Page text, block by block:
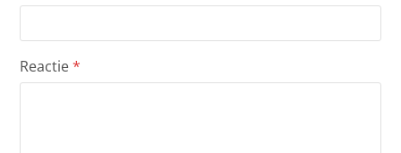
Reactie*